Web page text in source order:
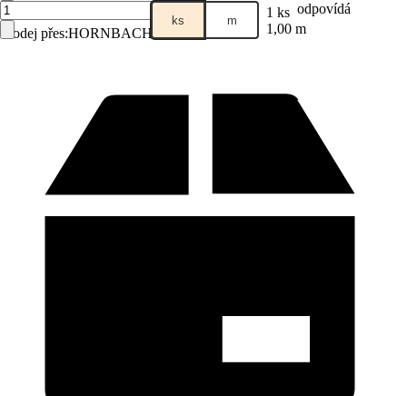
Prodej přes:HORNBACH
ks m 1 ks odpovídá
1,00 m